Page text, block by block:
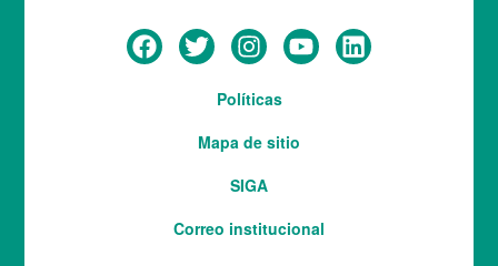
Políticas
Mapa de sitio
SIGA
Correo institucional